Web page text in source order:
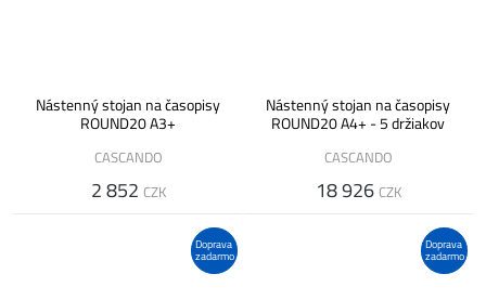
Nástenný stojan na časopisy
ROUND20 A3+
CASCANDO
2 852 CZK
Nástenný stojan na časopisy
ROUND20 A4+ - 5 držiakov
CASCANDO
18 926 CZK
Doprava
zadarmo
Doprava
zadarmo